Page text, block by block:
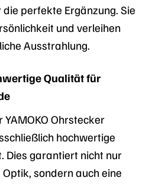
perfekte Ergänzung. Sie
und verleihen
Ausstrahlung.
Qualität für
Ohrstecker
hochwertige
Dies garantiert nicht nur
sondern auch eine